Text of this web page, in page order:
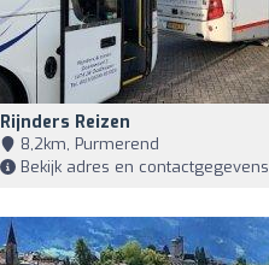
Rijnders Reizen
8,2km, Purmerend
Bekijk adres en contactgegevens